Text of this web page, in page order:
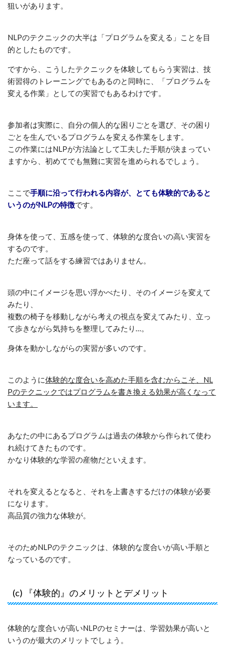
狙いがあります。
NLPのテクニックの大半は「プログラムを変える」ことを目
的としたものです。
ですから、こうしたテクニックを体験してもらう実習は、技
術習得のトレーニングでもあるのと同時に、「プログラムを
変える作業」としての実習でもあるわけです。
参加者は実際に、自分の個人的な困りごとを選び、その困り
ごとを生んでいるプログラムを変える作業をします。
この作業にはNLPが方法論として工夫した手順が決まってい
ますから、初めてでも無難に実習を進められるでしょう。
ここで手順に沿って行われる内容が、とても体験的であると
いうのがNLPの特徴です。
身体を使って、五感を使って、体験的な度合いの高い実習を
するのです。
ただ座って話をする練習ではありません。
頭の中にイメージを思い浮かべたり、そのイメージを変えて
みたり、
複数の椅子を移動しながら考えの視点を変えてみたり、立っ
て歩きながら気持ちを整理してみたり…。
身体を動かしながらの実習が多いのです。
このように体験的な度合いを高めた手順を含むからこそ、NL
Pのテクニックではプログラムを書き換える効果が高くなって
います。
あなたの中にあるプログラムは過去の体験から作られて使わ
れ続けてきたものです。
かなり体験的な学習の産物だといえます。
それを変えるとなると、それを上書きするだけの体験が必要
になります。
高品質の強力な体験が。
そのためNLPのテクニックは、体験的な度合いが高い手順と
なっているのです。
(c) 『体験的』のメリットとデメリット
体験的な度合いが高いNLPのセミナーは、学習効果が高いと
いうのが最大のメリットでしょう。